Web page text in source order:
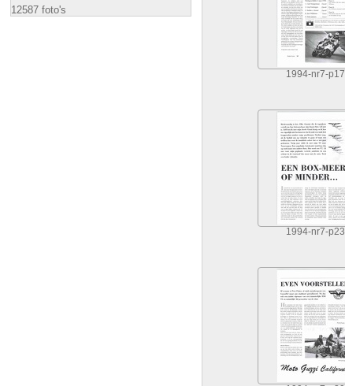
12587 foto's
1994-nr7-p17
1994-nr7-p23